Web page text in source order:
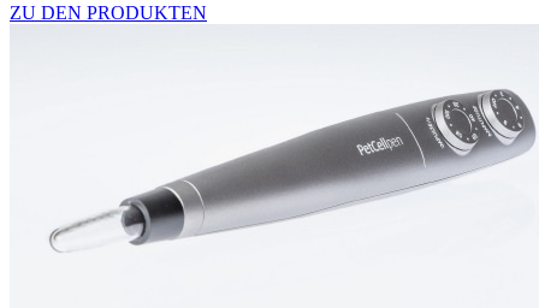
ZU DEN PRODUKTEN